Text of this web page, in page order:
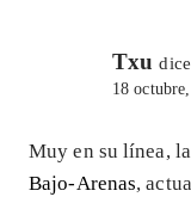
Txu
18
Muy en su línea,
Bajo-Arenas,